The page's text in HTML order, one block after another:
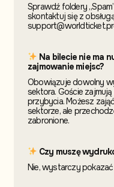
Sprawdź foldery
skontaktuj się z
Na bilecie nie ma
zajmowanie miejsc?
Obowiązuje dowolny
sektora. Goście
przybycia. Możesz
sektorze, ale
zabronione.
Czy muszę
Nie, wystarczy